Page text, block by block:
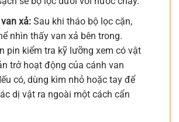
xả:Sau khi tháo bộ lọc cặn,
nhìn thấy van xả bên trong.
pin kiểm tra kỹ lưỡng xem có vật
trở hoạt động của cánh van
có, dùng kìm nhỏ hoặc tay để
dị vật ra ngoài một cách cẩn